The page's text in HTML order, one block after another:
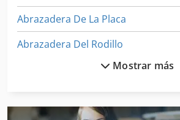
Abrazadera De La Placa
Abrazadera Del Rodillo
Abrazaderas De Alta Presión
Mostrar más